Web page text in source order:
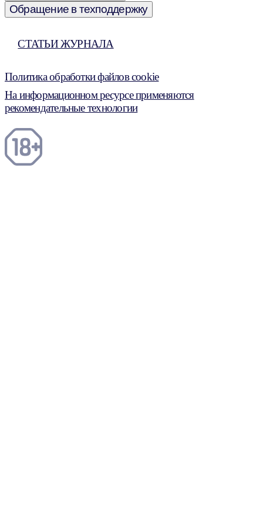
Обращение в техподдержку
СТАТЬИ ЖУРНАЛА
Политика обработки файлов cookie
На информационном ресурсе применяются
рекомендательные технологии